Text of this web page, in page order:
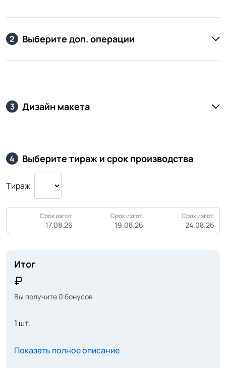
2 Выберите доп. операции
3 Дизайн макета
4 Выберите тираж и срок производства
Тираж
Срок изгот.
17.08.26
Срок изгот.
19.08.26
Срок изгот.
24.08.26
Итог
Вы получите 0 бонусов
1 шт.
Показать полное описание